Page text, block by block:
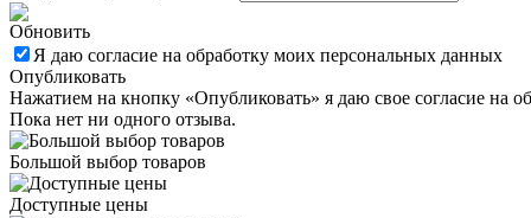
Обновить
Я даю согласие на обработку моих персональных данных
Опубликовать
Нажатием на кнопку «Опубликовать» я даю свое согласие на
Пока нет ни одного отзыва.
Большой выбор товаров
Доступные цены